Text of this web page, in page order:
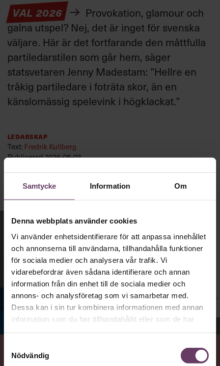
Samtycke Information Om
Denna webbplats använder cookies
Vi använder enhetsidentifierare för att anpassa innehållet
och annonserna till användarna, tillhandahålla funktioner
för sociala medier och analysera vår trafik. Vi
vidarebefordrar även sådana identifierare och annan
information från din enhet till de sociala medier och
annons- och analysföretag som vi samarbetar med.
Dessa kan i sin tur kombinera informationen med annan
information som du har tillhandahållit eller som de har
Nödvändig
VAL 2026
Provokation, glamour och
galna utspel? Nej, det är inget för svenska
väljare. Här är det fortfarande den måttfulla
partiledarstilen som går hem, säger
statsvetaren Jenny Madestam: ”Hellre en
tråkig partiledare i foträta skor, än en
känslomässig spelevink i högklackat.”
Ledarskap
Text: Fredrik Kullberg
Publicerad2026-08-03
VAD